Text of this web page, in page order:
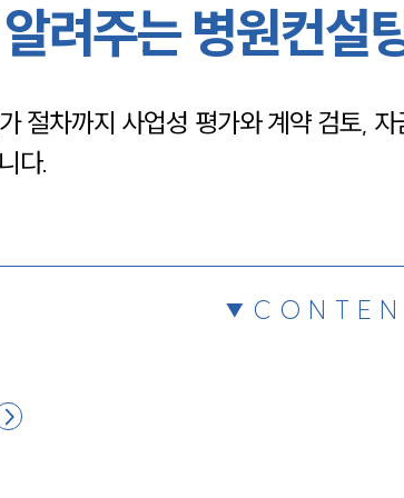
채용정보
려주는 병원컨설
절차까지 사업성 평가와 계약 검토,
다.